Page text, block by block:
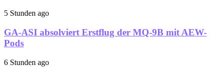
5 Stunden ago
GA-ASI absolviert Erstflug der MQ-9B mit AEW-
Pods
6 Stunden ago